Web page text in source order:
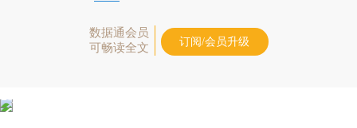
数据通会员
可畅读全文
订阅/会员升级